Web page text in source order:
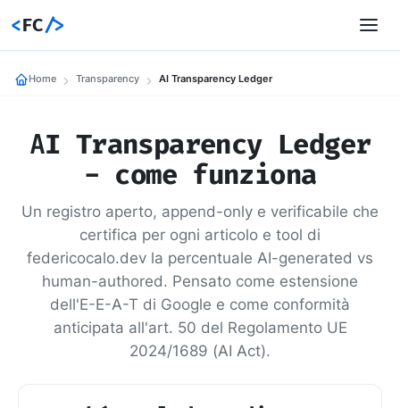
<FC/>
Home Transparency AI Transparency Ledger
AI Transparency Ledger
- come funziona
Un registro aperto, append-only e verificabile che
certifica per ogni articolo e tool di
federicocalo.dev la percentuale AI-generated vs
human-authored. Pensato come estensione
dell'E-E-A-T di Google e come conformità
anticipata all'art. 50 del Regolamento UE
2024/1689 (AI Act).